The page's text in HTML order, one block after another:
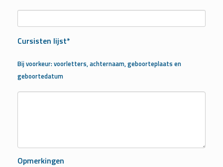
Cursisten lijst*
Bij voorkeur: voorletters, achternaam, geboorteplaats en
geboortedatum
Opmerkingen